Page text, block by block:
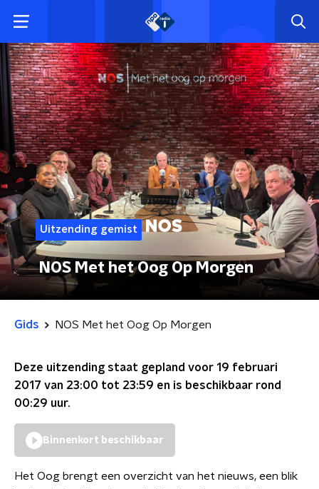
Uitzending gemist
NOS Met het Oog Op Morgen
Gids NOS Met het Oog Op Morgen
Deze uitzending staat gepland voor 19 februari
2017 van 23:00 tot 23:59 en is beschikbaar rond
00:29 uur.
Binnenkort beschikbaar
Het Oog brengt een overzicht van het nieuws, een blik